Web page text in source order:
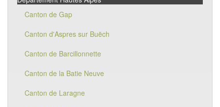
Canton de Gap
Canton d'Aspres sur Buëch
Canton de Barcillonnette
Canton de la Batie Neuve
Canton de Laragne